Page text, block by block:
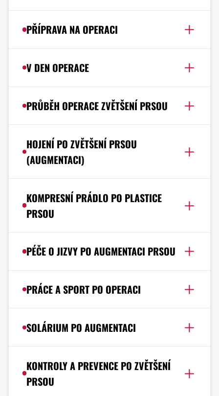
PŘÍPRAVA NA OPERACI
V DEN OPERACE
PRŮBĚH OPERACE ZVĚTŠENÍ PRSOU
HOJENÍ PO ZVĚTŠENÍ PRSOU
(AUGMENTACI)
KOMPRESNÍ PRÁDLO PO PLASTICE
PRSOU
PÉČE O JIZVY PO AUGMENTACI PRSOU
PRÁCE A SPORT PO OPERACI
SOLÁRIUM PO AUGMENTACI
KONTROLY A PREVENCE PO ZVĚTŠENÍ
PRSOU